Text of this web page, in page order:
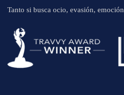
Tanto si busca ocio, evasión,